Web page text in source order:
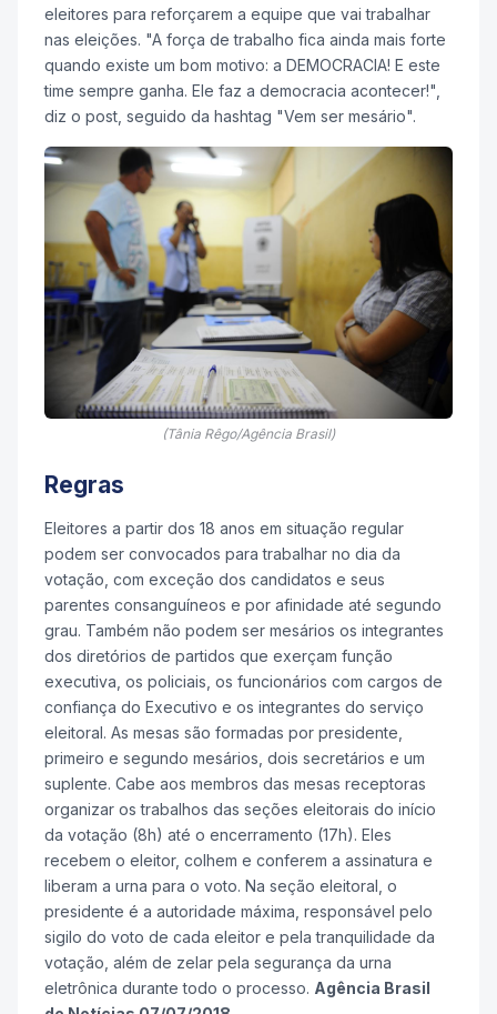
eleitores para reforçarem a equipe que vai trabalhar
nas eleições. "A força de trabalho fica ainda mais forte
quando existe um bom motivo: a DEMOCRACIA! E este
time sempre ganha. Ele faz a democracia acontecer!",
diz o post, seguido da hashtag "Vem ser mesário".
(Tânia Rêgo/Agência Brasil)
Regras
Eleitores a partir dos 18 anos em situação regular
podem ser convocados para trabalhar no dia da
votação, com exceção dos candidatos e seus
parentes consanguíneos e por afinidade até segundo
grau. Também não podem ser mesários os integrantes
dos diretórios de partidos que exerçam função
executiva, os policiais, os funcionários com cargos de
confiança do Executivo e os integrantes do serviço
eleitoral. As mesas são formadas por presidente,
primeiro e segundo mesários, dois secretários e um
suplente. Cabe aos membros das mesas receptoras
organizar os trabalhos das seções eleitorais do início
da votação (8h) até o encerramento (17h). Eles
recebem o eleitor, colhem e conferem a assinatura e
liberam a urna para o voto. Na seção eleitoral, o
presidente é a autoridade máxima, responsável pelo
sigilo do voto de cada eleitor e pela tranquilidade da
votação, além de zelar pela segurança da urna
eletrônica durante todo o processo. Agência Brasil